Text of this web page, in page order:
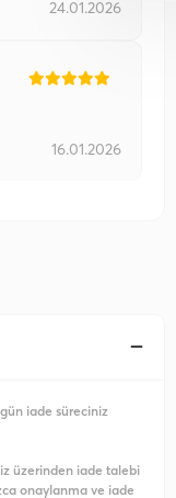
24.01.2026
16.01.2026
iade süreciniz
üzerinden iade talebi
onaylanma ve iade